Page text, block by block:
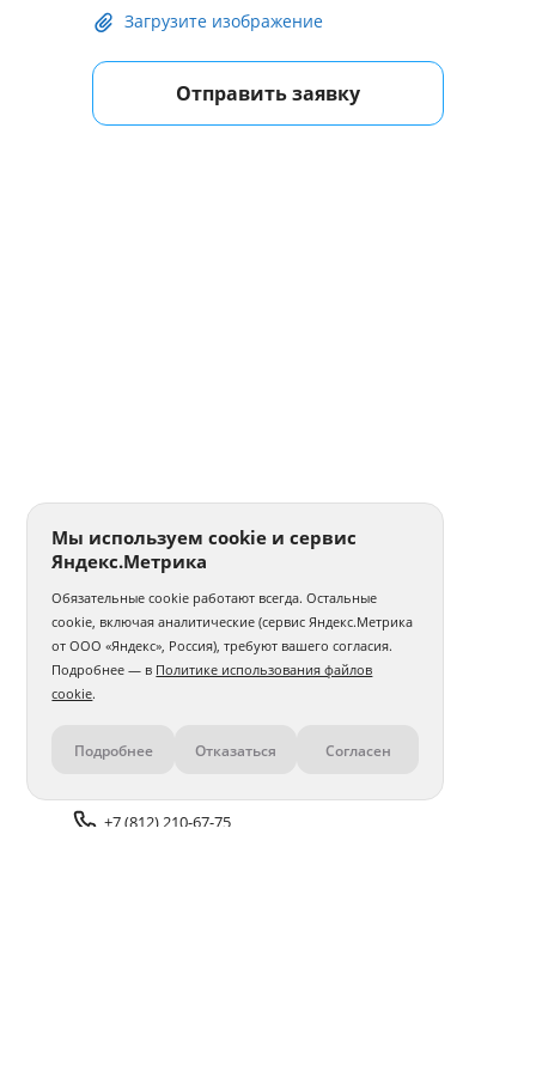
Загрузите изображение
Отправить заявку
Контакты
+7 (812) 210-67-75
Мы используем cookie и сервис
Яндекс.Метрика
Обязательные cookie работают всегда. Остальные
cookie, включая аналитические (сервис Яндекс.Метрика
от ООО «Яндекс», Россия), требуют вашего согласия.
Подробнее — в Политике использования файлов
cookie.
Подробнее Отказаться Согласен